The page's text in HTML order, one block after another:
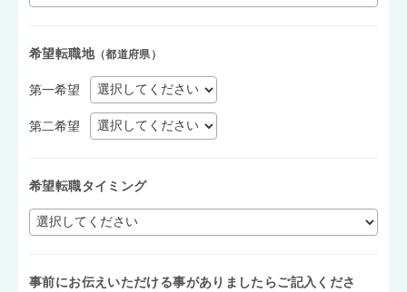
希望転職地（都道府県）
第一希望
第二希望
希望転職タイミング
事前にお伝えいただける事がありましたらご記入くださ